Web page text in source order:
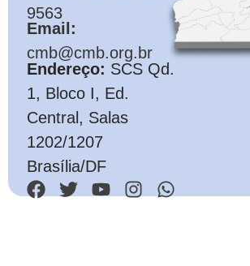
9563
Email:
cmb@cmb.org.br
Endereço: SCS Qd.
1, Bloco I, Ed.
Central, Salas
1202/1207
Brasília/DF